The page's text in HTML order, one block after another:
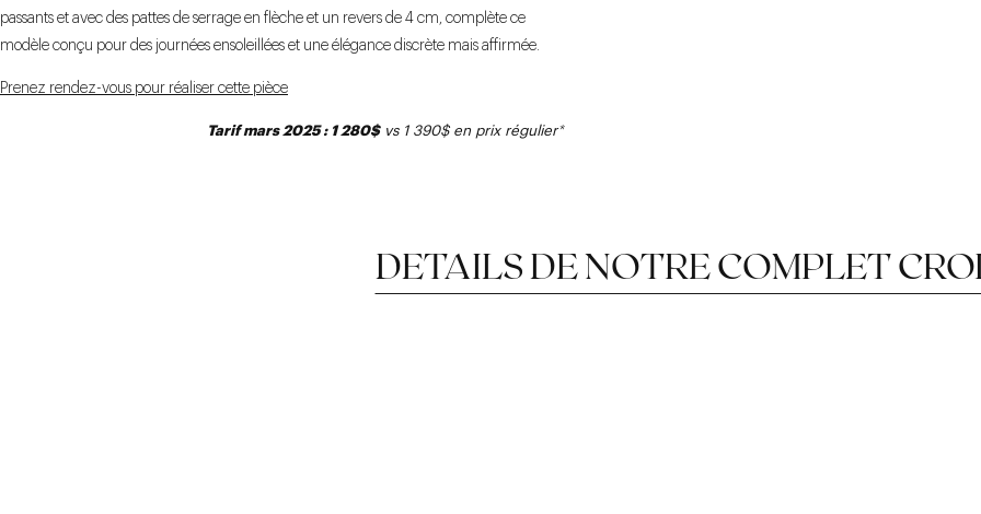
passants et avec des pattes de serrage en flèche et un revers de 4 cm, complète ce
modèle conçu pour des journées ensoleillées et une élégance discrète mais affirmée.
Prenez rendez-vous pour réaliser cette pièce
Tarif mars 2025 : 1 280$vs 1 390$ en prix régulier*
DETAILS DE NOTRE COMPLET